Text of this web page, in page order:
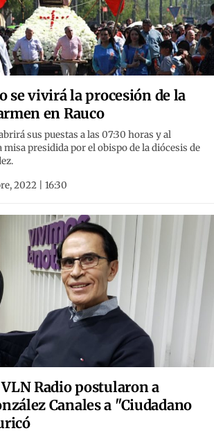
se vivirá la procesión de la
en Rauco
sus puestas a las 07:30 horas y al
presidida por el obispo de la diócesis de
2022 | 16:30
Radio postularon a
Canales a "Ciudadano